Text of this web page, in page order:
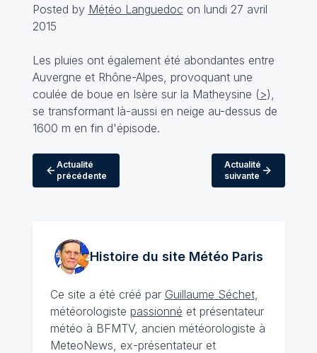
Posted by Météo Languedoc on lundi 27 avril
2015
Les pluies ont également été abondantes entre
Auvergne et Rhône-Alpes, provoquant une
coulée de boue en Isère sur la Matheysine (>),
se transformant là-aussi en neige au-dessus de
1600 m en fin d'épisode.
Actualité
précédente
Actualité
suivante
Histoire du site MétéoParis
Ce site a été créé par Guillaume Séchet,
météorologiste passionné et présentateur
météo à BFMTV, ancien météorologiste à
MeteoNews, ex-présentateur et